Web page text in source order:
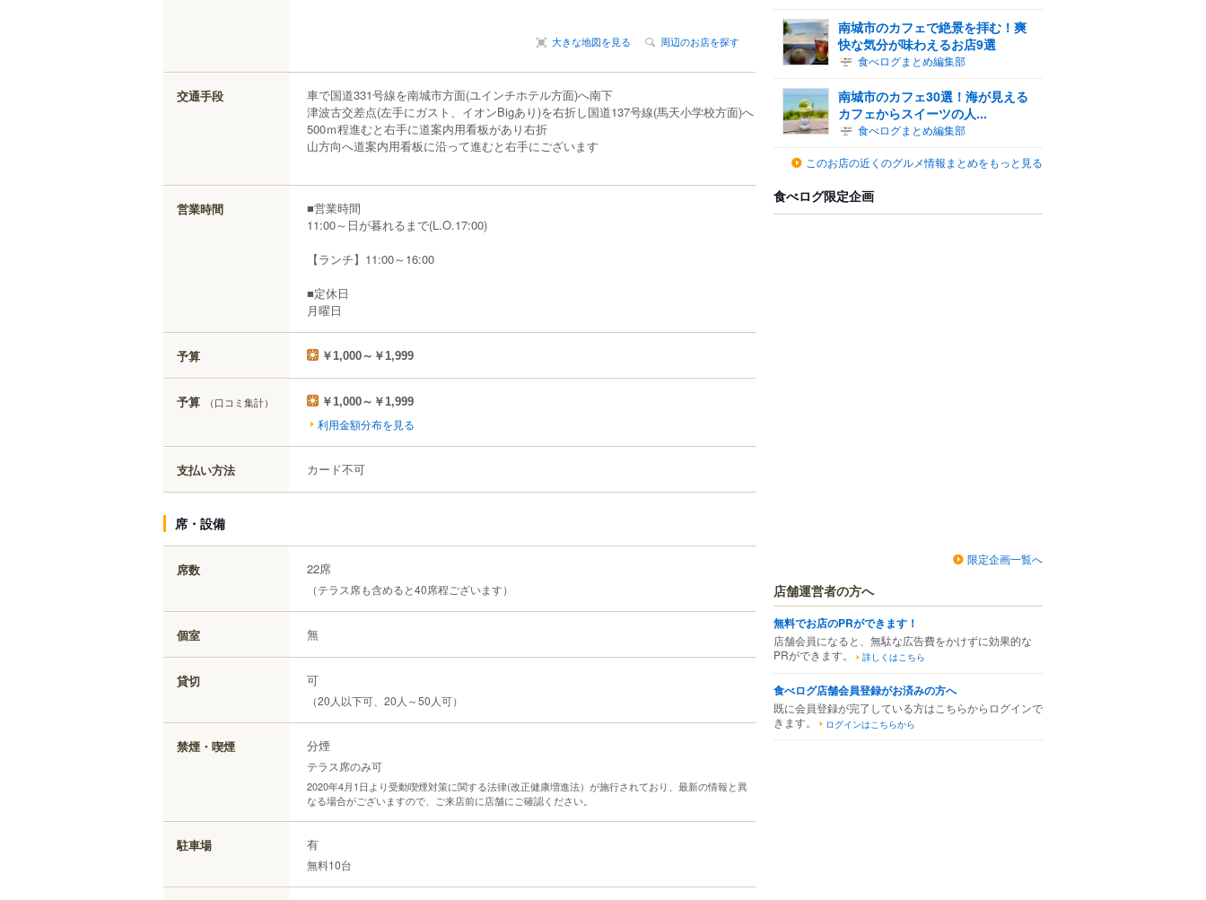
大きな地図を見る 周辺のお店を探す
交通手段
車で国道331号線を南城市方面(ユインチホテル方面)へ南下
津波古交差点(左手にガスト、イオンBigあり)を右折し国道137号線(馬天小学校方面)へ
500ｍ程進むと右手に道案内用看板があり右折
山方向へ道案内用看板に沿って進むと右手にございます
営業時間
■営業時間
11:00～日が暮れるまで(L.O.17:00)
【ランチ】11:00～16:00
■定休日
月曜日
予算 ￥1,000～￥1,999
予算 （口コミ集計） ￥1,000～￥1,999
利用金額分布を見る
支払い方法 カード不可
席・設備
席数 22席
（テラス席も含めると40席程ございます）
個室 無
貸切 可
（20人以下可、20人～50人可）
禁煙・喫煙 分煙
テラス席のみ可
2020年4月1日より受動喫煙対策に関する法律(改正健康増進法）が施行されており、最新の情報と異
なる場合がございますので、ご来店前に店舗にご確認ください。
駐車場 有
無料10台
南城市のカフェで絶景を拝む！爽
快な気分が味わえるお店9選
食べログまとめ編集部
南城市のカフェ30選！海が見える
カフェからスイーツの人...
食べログまとめ編集部
このお店の近くのグルメ情報まとめをもっと見る
食べログ限定企画
限定企画一覧へ
店舗運営者の方へ
無料でお店のPRができます！
店舗会員になると、無駄な広告費をかけずに効果的な
PRができます。
詳しくはこちら
食べログ店舗会員登録がお済みの方へ
既に会員登録が完了している方はこちらからログインで
きます。
ログインはこちらから